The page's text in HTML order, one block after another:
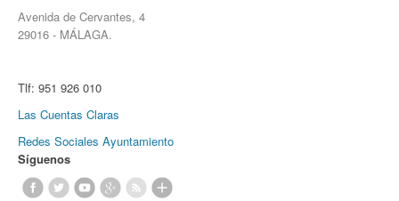
Avenida de Cervantes, 4
29016 - MÁLAGA.
Tlf: 951 926 010
Las Cuentas Claras
Redes Sociales Ayuntamiento
Síguenos